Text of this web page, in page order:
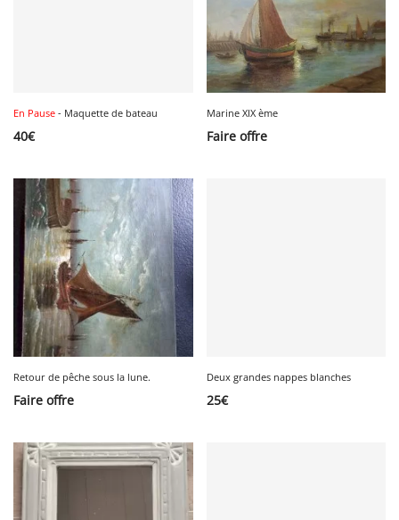
En Pause - Maquette de bateau
40€
Marine XIX ème
Faire offre
Retour de pêche sous la lune.
Faire offre
Deux grandes nappes blanches
25€